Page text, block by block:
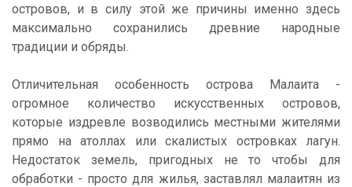
островов, и в силу этой же причины именно здесь
максимально сохранились древние народные
традиции и обряды.
Отличительная особенность острова Малаита -
огромное количество искусственных островов,
которые издревле возводились местными жителями
прямо на атоллах или скалистых островках лагун.
Недостаток земель, пригодных не то чтобы для
обработки - просто для жилья, заставлял малаитян из